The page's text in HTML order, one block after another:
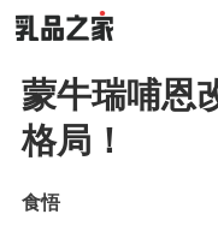
蒙牛瑞哺恩
格局！
食悟